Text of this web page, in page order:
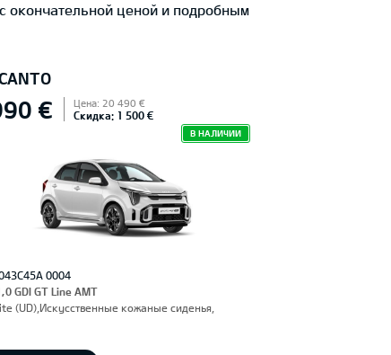
окончательной ценой и подробным
€ Цена: 20 490 €
Скидка: 1 500 €
В НАЛИЧИИ
0004
GDI GT Line AMT
(UD),Искусственные кожаные сиденья,